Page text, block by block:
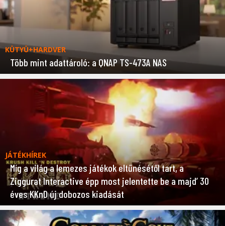
KÜTYÜ+HARDVER
Több mint adattároló: a QNAP TS-473A NAS
JÁTÉKHÍREK
Míg a világ a lemezes játékok eltűnésétől tart, a
Ziggurat Interactive épp most jelentette be a majd’ 30
éves KKnD új dobozos kiadását